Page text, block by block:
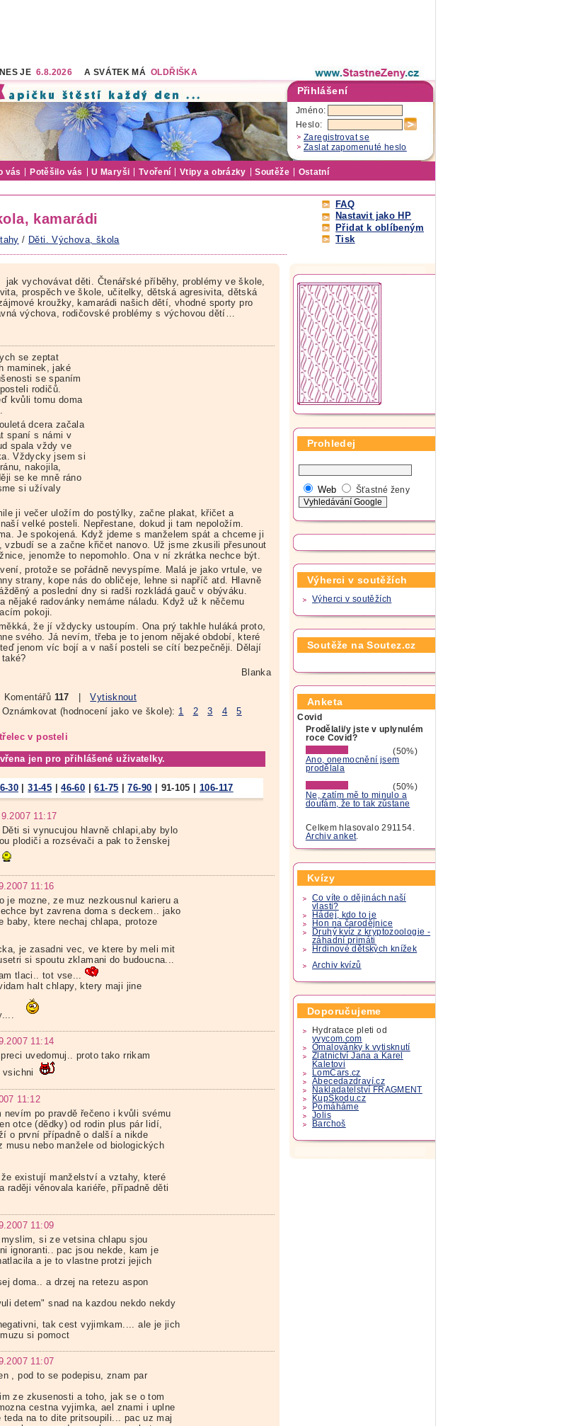
JE 6.8.2026 A SVÁTEK MÁ OLDŘIŠKA
Přihlášení
Jméno:
Heslo:
Zaregistrovat se
Zaslat zapomenuté heslo
vás Potěšilo vás U Maryši Tvoření Vtipy a obrázky Soutěže Ostatní
kamarádi
/ Děti. Výchova, škola
FAQ
Nastavit jako HP
Přidat k oblíbeným
Tisk
jak vychovávat děti. Čtenářské příběhy, problémy ve škole,
prospěch ve škole, učitelky, dětská agresivita, dětská
kroužky, kamarádi našich dětí, vhodné sporty pro
výchova, rodičovské problémy s výchovou dětí…
se zeptat
maminek, jaké
se spaním
rodičů.
kvůli tomu doma
dcera začala
spaní s námi v
spala vždy ve
Vždycky jsem si
nakojila,
se ke mně ráno
si užívaly
ji večer uložím do postýlky, začne plakat, křičet a
velké posteli. Nepřestane, dokud ji tam nepoložím.
Je spokojená. Když jdeme s manželem spát a chceme ji
vzbudí se a začne křičet nanovo. Už jsme zkusili přesunout
jenomže to nepomohlo. Ona v ní zkrátka nechce být.
protože se pořádně nevyspíme. Malá je jako vrtule, ve
strany, kope nás do obličeje, lehne si napříč atd. Hlavně
a poslední dny si radši rozkládá gauč v obýváku.
nějaké radovánky nemáme náladu. Když už k něčemu
pokoji.
že jí vždycky ustoupím. Ona prý takhle huláká proto,
svého. Já nevím, třeba je to jenom nějaké období, které
jenom víc bojí a v naší posteli se cítí bezpečněji. Dělají
Blanka
117 |Vytisknout
(hodnocení jako ve škole): 1 2 3 4 5
v posteli
jen pro přihlášené uživatelky.
30 |31-45 |46-60 |61-75 |76-90 | 91-105 |106-117
11:17
si vynucujou hlavně chlapi,aby bylo
plodiči a rozsévači a pak to ženskej
11:16
je mozne, ze muz nezkousnul karieru a
byt zavrena doma s deckem.. jako
baby, ktere nechaj chlapa, protoze
je zasadni vec, ve ktere by meli mit
si spoutu zklamani do budoucna...
tlaci.. tot vse...
halt chlapy, ktery maji jine
11:14
uvedomuj.. proto tako rrikam
vsichni
11:12
nevím po pravdě řečeno i kvůli svému
otce (dědky) od rodin plus pár lidí,
o první případně o další a nikde
musu nebo manžele od biologických
existují manželství a vztahy, které
raději věnovala kariéře, případně děti
11:09
si ze vetsina chlapu sjou
ignoranti.. pac jsou nekde, kam je
a je to vlastne protzi jejich
doma.. a drzej na retezu aspon
detem" snad na kazdou nekdo nekdy
tak cest vyjimkam.... ale je jich
si pomoct
11:07
, pod to se podepisu, znam par
ze zkusenosti a toho, jak se o tom
cestna vyjimka, ael znami i uplne
teda na to dite pritsoupili... pac uz maj
Prohledej
Web Šťastné ženy
Výherci v soutěžích
Výherci v soutěžích
Soutěže na Soutez.cz
Anketa
Covid
Prodělali/y jste v uplynulém
roce Covid?
(50%)
Ano, onemocnění jsem
prodělala
(50%)
Ne, zatím mě to minulo a
doufám, že to tak zůstane
Celkem hlasovalo 291154.
Archiv anket.
Kvízy
Co víte o dějinách naší
vlasti?
Hádej, kdo to je
Hon na čarodějnice
Druhý kvíz z kryptozoologie -
záhadní primáti
Hrdinové dětských knížek
Archiv kvízů
Doporučujeme
Hydratace pleti od
yvycom.com
Omalovánky k vytisknutí
Zlatnictví Jana a Karel
Kaletovi
LomCars.cz
Abecedazdraví.cz
Nakladatelství FRAGMENT
KupSkodu.cz
Pomáháme
Jolis
Barchoš